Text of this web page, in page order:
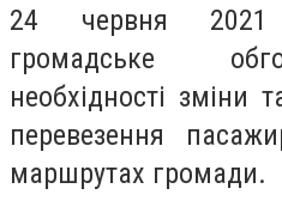
24 червня 2021
громадське
необхідності зміни
перевезення
маршрутах громади.